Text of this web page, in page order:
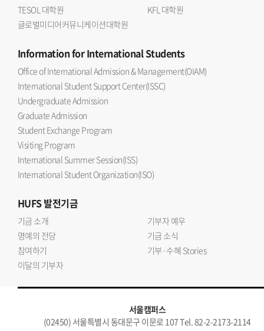
TESOL 대학원
KFL 대학원
글로벌미디어커뮤니케이션대학원
Informationfor International Students
Office of International Admission & Management(OIAM)
International Student Support Center(ISSC)
Undergraduate Admission
Graduate Admission
Student Exchange Program
Visiting Program
International Summer Session(ISS)
International Student Organization(ISO)
HUFS발전기금
기금 소개
기부자 예우
명예의 전당
기금 소식
참여하기
기부·수혜 Stories
이달의 기부자
서울캠퍼스
(02450) 서울특별시 동대문구 이문로 107 Tel. 82-2-2173-2114